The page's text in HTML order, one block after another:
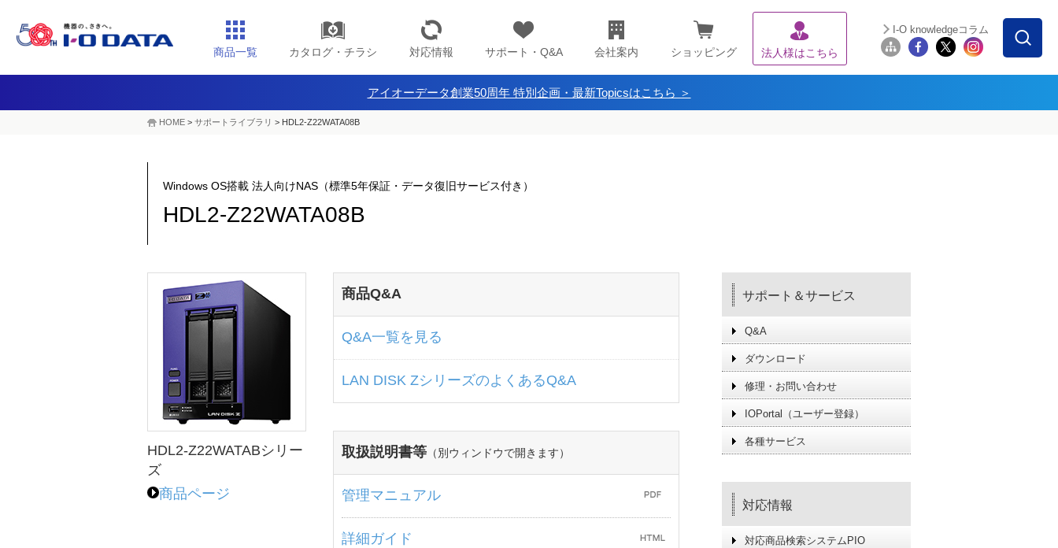
商品一覧 カタログ・チラシ 対応情報 サポート・Q&A 会社案内 ショッピング 法人様はこちら
I-O knowledgeコラム
アイオーデータ創業50周年 特別企画・最新Topicsはこちら ＞
HOME > サポートライブラリ > HDL2-Z22WATA08B
Windows OS搭載 法人向けNAS（標準5年保証・データ復旧サービス付き）
HDL2-Z22WATA08B
HDL2-Z22WATABシリー
ズ
商品ページ
商品Q&A
Q&A一覧を見る
LAN DISK ZシリーズのよくあるQ&A
取扱説明書等 （別ウィンドウで開きます）
管理マニュアル
詳細ガイド
サポート＆サービス
Q&A
ダウンロード
修理・お問い合わせ
IOPortal（ユーザー登録）
各種サービス
対応情報
対応商品検索システムPIO